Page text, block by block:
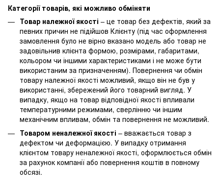
Категорії товарів, які можливо обміняти
Товар належної якості – це товар без дефектів, який за
певних причин не підійшов Клієнту (під час оформлення
замовлення було не вірно вказано модель або товар не
задовільнив клієнта формою, розмірами, габаритами,
кольором чи іншими характеристиками і не може бути
використаним за призначенням). Повернення чи обмін
товару належної якості можливий, якщо він не був у
використанні, збережений його товарний вигляд. У
випадку, якщо на товар відповідної якості впливали
температурними режимами, сверлінню чи іншим
механічним впливам, обмін та повернення не можливий.
Товаром неналежної якості – вважається товар з
дефектом чи деформацією. У випадку отримання
клієнтом товару неналежної якості, оформлюється обмін
за рахунок компанії або повернення коштів в повному
обсязі.